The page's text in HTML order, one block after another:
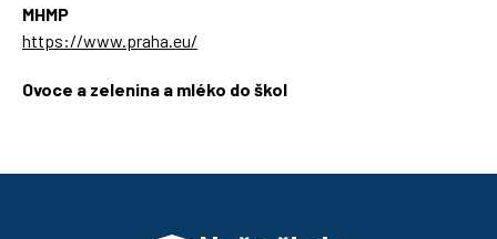
MHMP
https://www.praha.eu/
Ovoce a zelenina a mléko do škol